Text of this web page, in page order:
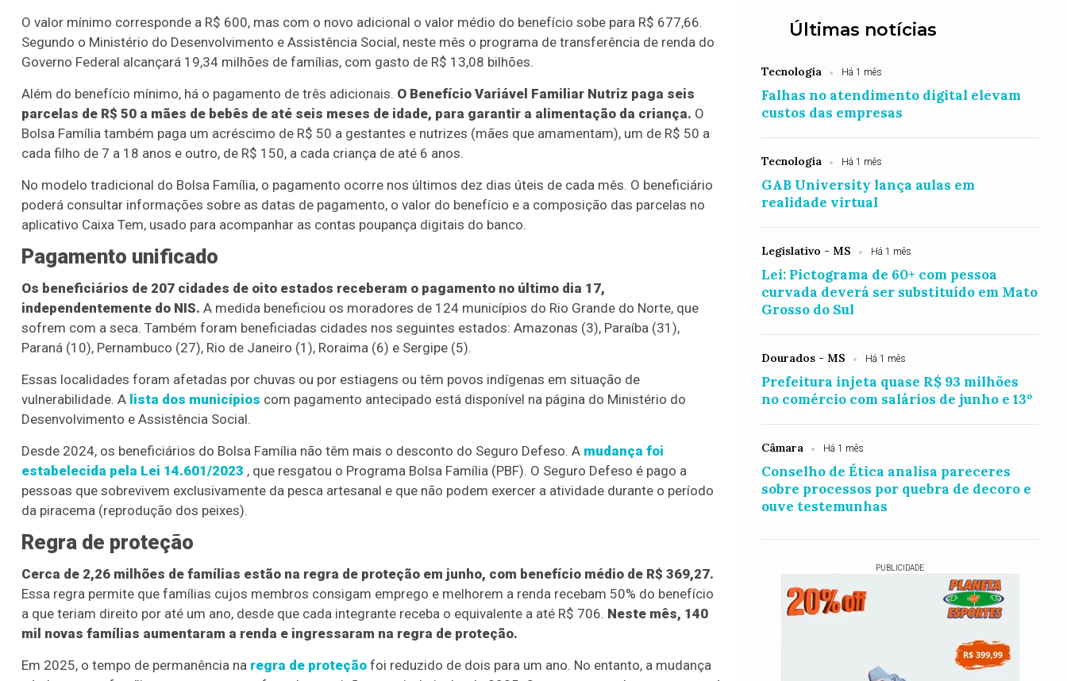
O valor mínimo corresponde a R$ 600, mas com o novo adicional o valor médio do benefício sobe para R$ 677,66.
Segundo o Ministério do Desenvolvimento e Assistência Social, neste mês o programa de transferência de renda do
Governo Federal alcançará 19,34 milhões de famílias, com gasto de R$ 13,08 bilhões.
Além do benefício mínimo, há o pagamento de três adicionais. O Benefício Variável Familiar Nutriz paga seis
parcelas de R$ 50 a mães de bebês de até seis meses de idade, para garantir a alimentação da criança. O
Bolsa Família também paga um acréscimo de R$ 50 a gestantes e nutrizes (mães que amamentam), um de R$ 50 a
cada filho de 7 a 18 anos e outro, de R$ 150, a cada criança de até 6 anos.
No modelo tradicional do Bolsa Família, o pagamento ocorre nos últimos dez dias úteis de cada mês. O beneficiário
poderá consultar informações sobre as datas de pagamento, o valor do benefício e a composição das parcelas no
aplicativo Caixa Tem, usado para acompanhar as contas poupança digitais do banco.
Pagamento unificado
Os beneficiários de 207 cidades de oito estados receberam o pagamento no último dia 17,
independentemente do NIS. A medida beneficiou os moradores de 124 municípios do Rio Grande do Norte, que
sofrem com a seca. Também foram beneficiadas cidades nos seguintes estados: Amazonas (3), Paraíba (31),
Paraná (10), Pernambuco (27), Rio de Janeiro (1), Roraima (6) e Sergipe (5).
Essas localidades foram afetadas por chuvas ou por estiagens ou têm povos indígenas em situação de
vulnerabilidade. A lista dos municípios com pagamento antecipado está disponível na página do Ministério do
Desenvolvimento e Assistência Social.
Desde 2024, os beneficiários do Bolsa Família não têm mais o desconto do Seguro Defeso. A mudança foi
estabelecida pela Lei 14.601/2023 , que resgatou o Programa Bolsa Família (PBF). O Seguro Defeso é pago a
pessoas que sobrevivem exclusivamente da pesca artesanal e que não podem exercer a atividade durante o período
da piracema (reprodução dos peixes).
Regra de proteção
Cerca de 2,26 milhões de famílias estão na regra de proteção em junho, com benefício médio de R$ 369,27.
Essa regra permite que famílias cujos membros consigam emprego e melhorem a renda recebam 50% do benefício
a que teriam direito por até um ano, desde que cada integrante receba o equivalente a até R$ 706. Neste mês, 140
mil novas famílias aumentaram a renda e ingressaram na regra de proteção.
Em 2025, o tempo de permanência na regra de proteção foi reduzido de dois para um ano. No entanto, a mudança
Últimas notícias
Tecnologia Há 1 mês
Falhas no atendimento digital elevam
custos das empresas
Tecnologia Há 1 mês
GAB University lança aulas em
realidade virtual
Legislativo - MS Há 1 mês
Lei: Pictograma de 60+ com pessoa
curvada deverá ser substituído em Mato
Grosso do Sul
Dourados - MS Há 1 mês
Prefeitura injeta quase R$ 93 milhões
no comércio com salários de junho e 13º
Câmara Há 1 mês
Conselho de Ética analisa pareceres
sobre processos por quebra de decoro e
ouve testemunhas
PUBLICIDADE